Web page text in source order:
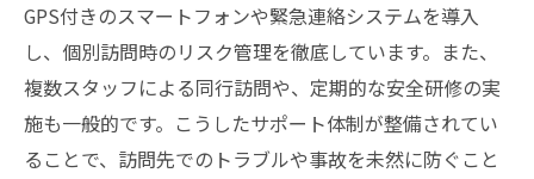
GPS付きのスマートフォンや緊急連絡システムを導入
し、個別訪問時のリスク管理を徹底しています。また、
複数スタッフによる同行訪問や、定期的な安全研修の実
施も一般的です。こうしたサポート体制が整備されてい
ることで、訪問先でのトラブルや事故を未然に防ぐこと